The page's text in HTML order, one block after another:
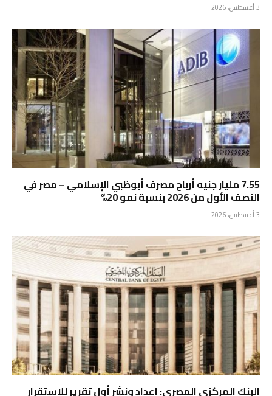
3 أغسطس، 2026
7.55 مليار جنيه أرباح مصرف أبوظبي الإسلامي – مصر في
النصف الأول من 2026 بنسبة نمو 20%
3 أغسطس، 2026
البنك المركزي المصري: إعداد ونشر أول تقرير للاستقرار